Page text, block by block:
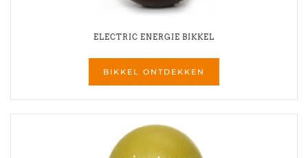
ELECTRIC ENERGIE BIKKEL
BIKKEL ONTDEKKEN